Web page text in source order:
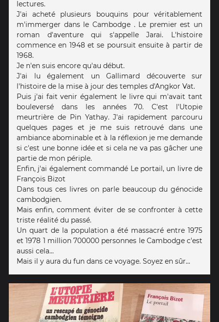
lectures.
J'ai acheté plusieurs bouquins pour véritablement
m'immerger dans le Cambodge . Le premier est un
roman d'aventure qui s'appelle Jarai. L'histoire
commence en 1948 et se poursuit ensuite à partir de
1968.
Je n'en suis encore qu'au début.
J'ai lu également un Gallimard découverte sur
l'histoire de la mise à jour des temples d'Angkor Vat.
Puis j'ai fait venir également le livre qui m'avait tant
bouleversé dans les années 70. C'est l'Utopie
meurtrière de Pin Yathay. J'ai rapidement parcouru
quelques pages et je me suis retrouvé dans une
ambiance abominable et à la réflexion je me demande
si c'est une bonne idée et si cela ne va pas gâcher une
partie de mon périple.
Enfin, j'ai également commandé Le portail, un livre de
François Bizot
Dans tous ces livres on parle beaucoup du génocide
cambodgien.
Mais enfin, comment éviter de se confronter à cette
triste réalité du passé.
Un quart de la population a été massacré entre 1975
et 1978 1 million 700000 personnes le Cambodge c'est
aussi cela...
Mais il y aura du fun dans ce voyage. Soyez en sûr...